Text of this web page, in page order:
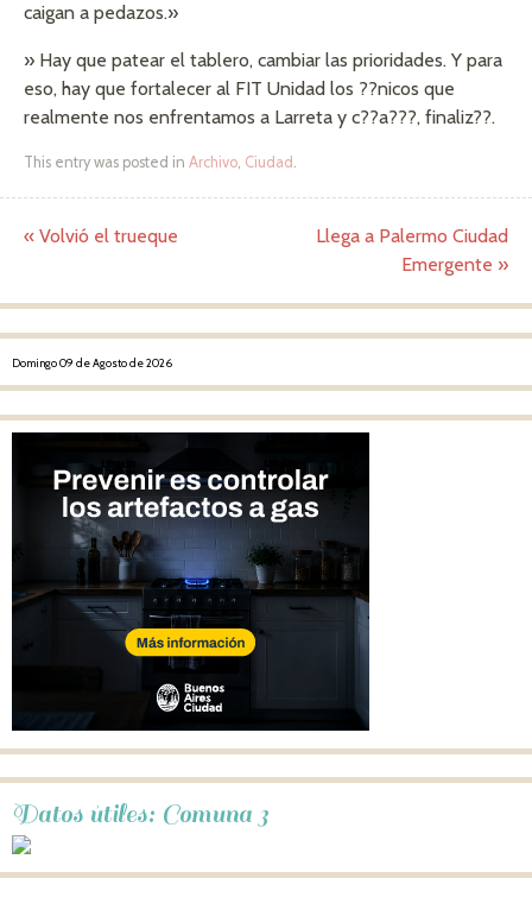
caigan a pedazos.»
» Hay que patear el tablero, cambiar las prioridades. Y para
eso, hay que fortalecer al FIT Unidad los ??nicos que
realmente nos enfrentamos a Larreta y c??a???, finaliz??.
This entry was posted in Archivo, Ciudad .
Post navigation
« Volvió el trueque
Llega a Palermo Ciudad
Emergente »
Domingo 09 de Agosto de 2026
Datos útiles: Comuna 3